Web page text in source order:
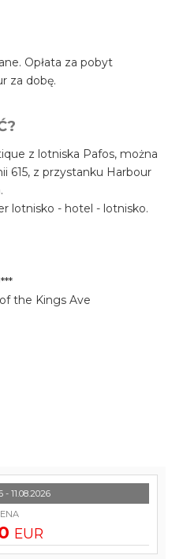
Opłata za pobyt
za dobę.
z lotniska Pafos, można
615, z przystanku Harbour
lotnisko - hotel - lotnisko.
the Kings Ave
- 11.08.2026
EUR